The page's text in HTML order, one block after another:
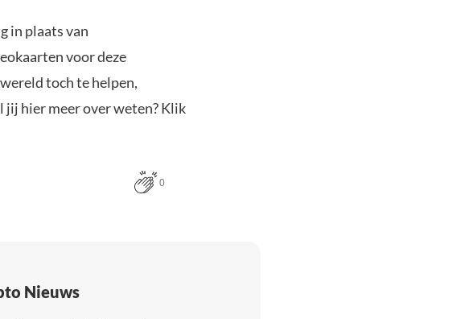
in plaats van
voor deze
toch te helpen,
hier meer over weten? Klik
0
Nieuws